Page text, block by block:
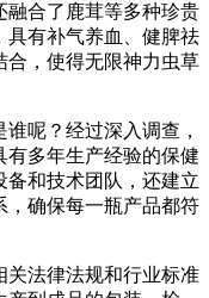
融合了鹿茸等多种珍贵
具有补气养血、健脾祛
合，使得无限神力虫草
呢？经过深入调查，
多年生产经验的保健
和技术团队，还建立
，确保每一瓶产品都符
关法律法规和行业标准